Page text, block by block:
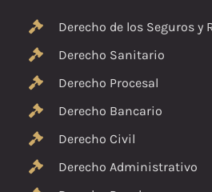
Derecho de los Seguros y
Derecho Sanitario
Derecho Procesal
Derecho Bancario
Derecho Civil
Derecho Administrativo